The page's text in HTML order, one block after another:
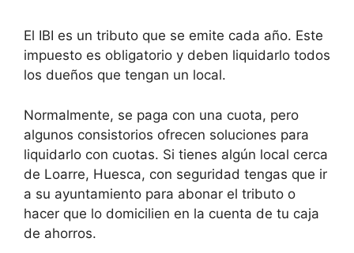
El IBI es un tributo que se emite cada año. Este
impuesto es obligatorio y deben liquidarlo todos
los dueños que tengan un local.
Normalmente, se paga con una cuota, pero
algunos consistorios ofrecen soluciones para
liquidarlo con cuotas. Si tienes algún local cerca
de Loarre, Huesca, con seguridad tengas que ir
a su ayuntamiento para abonar el tributo o
hacer que lo domicilien en la cuenta de tu caja
de ahorros.